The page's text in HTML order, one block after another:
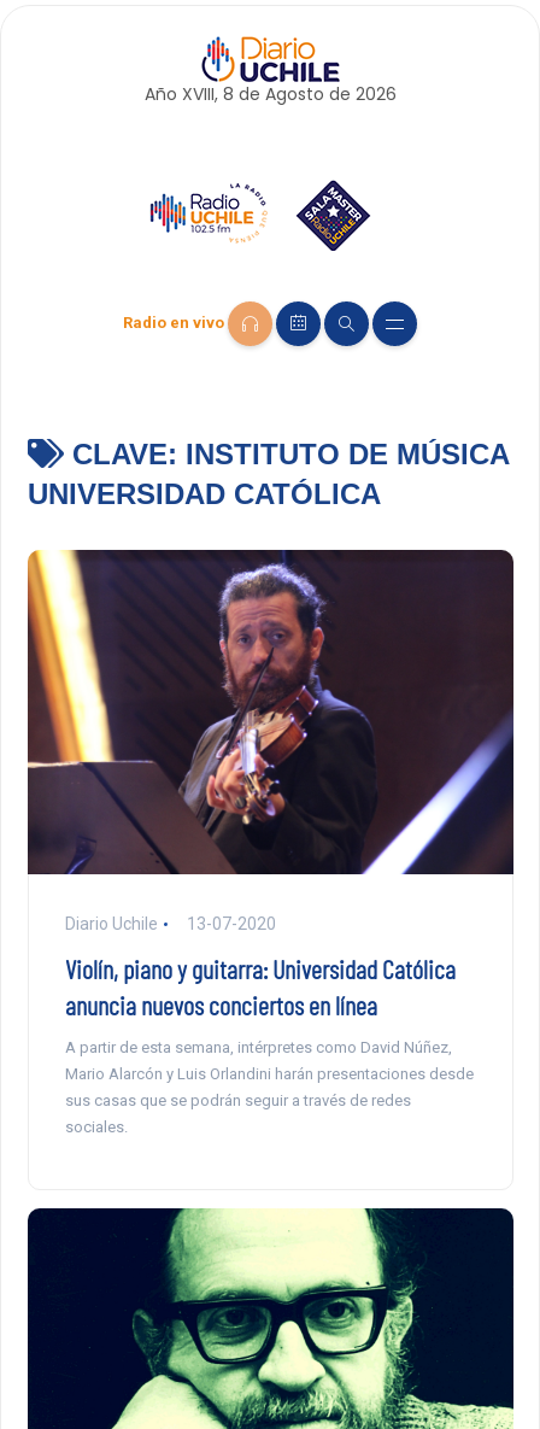
Año XVIII, 8 de Agosto de 2026
Radio en vivo
CLAVE: INSTITUTO DE MÚSICA
UNIVERSIDAD CATÓLICA
Diario Uchile 13-07-2020
Violín, piano y guitarra: Universidad Católica
anuncia nuevos conciertos en línea
A partir de esta semana, intérpretes como David Núñez,
Mario Alarcón y Luis Orlandini harán presentaciones desde
sus casas que se podrán seguir a través de redes
sociales.